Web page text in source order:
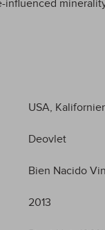
influenced
USA,
Deovlet
Bien Nacido
2013